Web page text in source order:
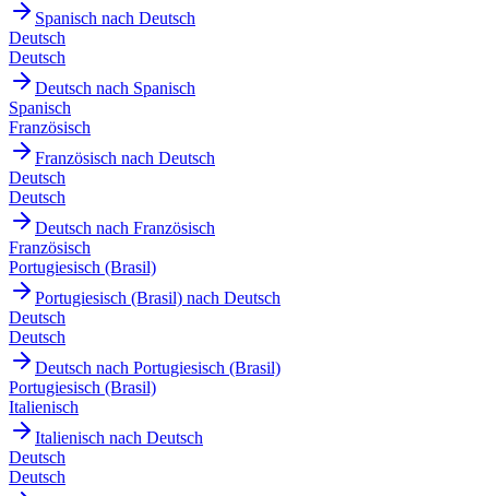
Spanisch nach Deutsch
Deutsch
Deutsch
Deutsch nach Spanisch
Spanisch
Französisch
Französisch nach Deutsch
Deutsch
Deutsch
Deutsch nach Französisch
Französisch
Portugiesisch (Brasil)
Portugiesisch (Brasil) nach Deutsch
Deutsch
Deutsch
Deutsch nach Portugiesisch (Brasil)
Portugiesisch (Brasil)
Italienisch
Italienisch nach Deutsch
Deutsch
Deutsch